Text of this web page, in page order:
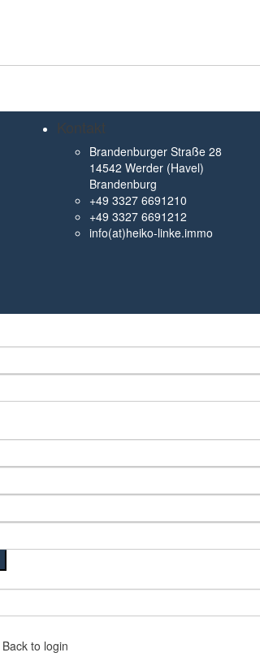
Kontakt
Brandenburger Straße 28
14542 Werder (Havel)
Brandenburg
+49 3327 6691210
+49 3327 6691212
info(at)heiko-linke.immo
Back to login